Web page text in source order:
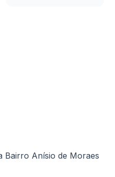
Bairro Anísio de Moraes